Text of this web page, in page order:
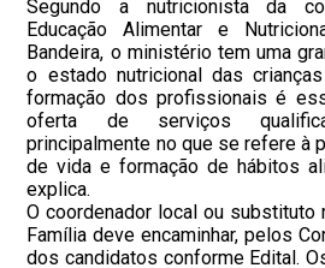
Segundo a nutricionista da
Educação Alimentar e
Bandeira, o ministério tem uma
o estado nutricional das
formação dos profissionais é
oferta de serviços
principalmente no que se refere à
de vida e formação de hábitos
explica.
O coordenador local ou substituto
Família deve encaminhar, pelos
dos candidatos conforme Edital.